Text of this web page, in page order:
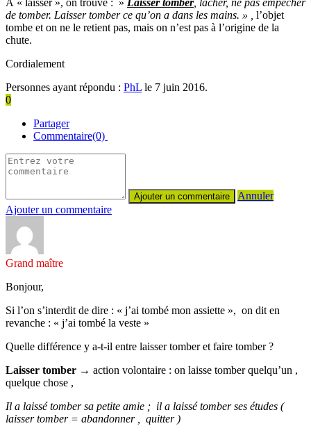
de tomber. Laisser tomber ce qu’on a dans les mains. » , l’objet
tombe et on ne le retient pas, mais on n’est pas à l’origine de la
chute.
Cordialement
Personnes ayant répondu : PhL le 7 juin 2016.
0
Partager
Commentaire(0)
Annuler
Ajouter un commentaire
Grand maître
Bonjour,
Si l’on s’interdit de dire : « j’ai tombé mon assiette », on dit en
revanche : « j’ai tombé la veste »
Quelle différence y a-t-il entre laisser tomber et faire tomber ?
Laisser tomber → action volontaire : on laisse tomber quelqu’un ,
quelque chose ,
Il a laissé tomber sa petite amie ; il a laissé tomber ses études (
laisser tomber = abandonner , quitter )